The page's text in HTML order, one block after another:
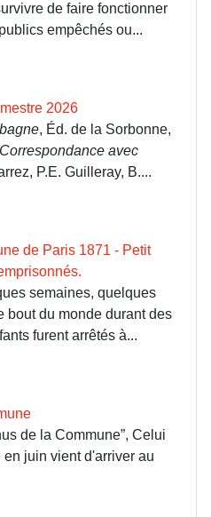
de faire fonctionner
empêchés ou...
2026
, Éd. de la Sorbonne,
Correspondance avec
P.E. Guilleray, B....
de Paris 1871 - Petit
semaines, quelques
bout du monde durant des
furent arrêtés à...
de la Commune”, Celui
juin vient d'arriver au